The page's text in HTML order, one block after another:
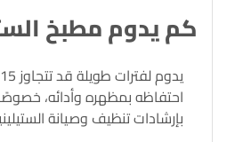
كم يدوم مطبخ
احتفاظه بمظهره وأدائه، خصوصًا
بإرشادات تنظيف وصيانة